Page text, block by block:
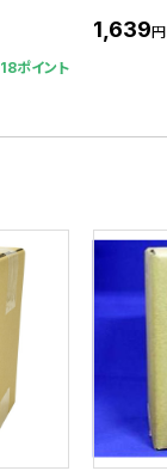
18ポイント
1,639円